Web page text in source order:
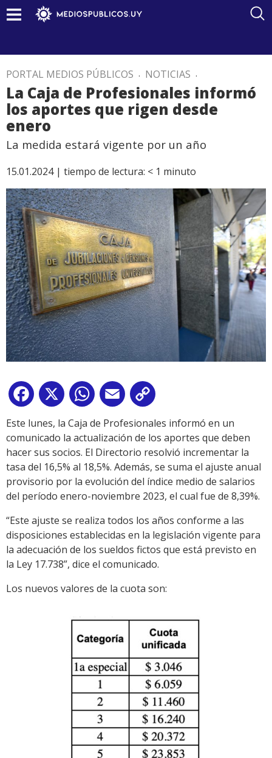
PORTAL MEDIOS PÚBLICOS . NOTICIAS .
La Caja de Profesionales informó
los aportes que rigen desde
enero
La medida estará vigente por un año
15.01.2024 | tiempo de lectura: < 1 minuto
Facebook
X WhatsApp
Email
Link
Este lunes, la Caja de Profesionales informó en un
comunicado la actualización de los aportes que deben
hacer sus socios. El Directorio resolvió incrementar la
tasa del 16,5% al 18,5%. Además, se suma el ajuste anual
provisorio por la evolución del índice medio de salarios
del período enero-noviembre 2023, el cual fue de 8,39%.
“Este ajuste se realiza todos los años conforme a las
disposiciones establecidas en la legislación vigente para
la adecuación de los sueldos fictos que está previsto en
la Ley 17.738”, dice el comunicado.
Los nuevos valores de la cuota son: